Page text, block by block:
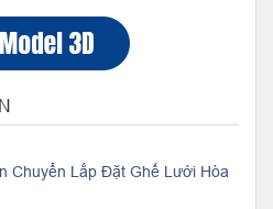
Chuyển Lắp Đặt Ghế Lưới Hòa